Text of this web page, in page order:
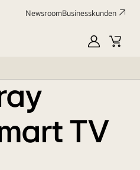
NewsroomBusinesskunden
myLG
TV